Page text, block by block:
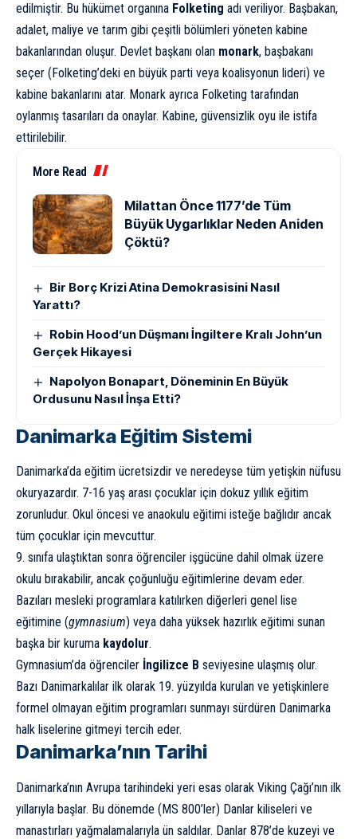
edilmiştir. Bu hükümet organına Folketing adı veriliyor. Başbakan,
adalet, maliye ve tarım gibi çeşitli bölümleri yöneten kabine
bakanlarından oluşur. Devlet başkanı olan monark, başbakanı
seçer (Folketing’deki en büyük parti veya koalisyonun lideri) ve
kabine bakanlarını atar. Monark ayrıca Folketing tarafından
oylanmış tasarıları da onaylar. Kabine, güvensizlik oyu ile istifa
ettirilebilir.
More Read
Milattan Önce 1177’de Tüm
Büyük Uygarlıklar Neden Aniden
Çöktü?
Bir Borç Krizi Atina Demokrasisini Nasıl
Yarattı?
Robin Hood’un Düşmanı İngiltere Kralı John’un
Gerçek Hikayesi
Napolyon Bonapart, Döneminin En Büyük
Ordusunu Nasıl İnşa Etti?
Danimarka Eğitim Sistemi
Danimarka’da eğitim ücretsizdir ve neredeyse tüm yetişkin nüfusu
okuryazardır. 7-16 yaş arası çocuklar için dokuz yıllık eğitim
zorunludur. Okul öncesi ve anaokulu eğitimi isteğe bağlıdır ancak
tüm çocuklar için mevcuttur.
9. sınıfa ulaştıktan sonra öğrenciler işgücüne dahil olmak üzere
okulu bırakabilir, ancak çoğunluğu eğitimlerine devam eder.
Bazıları mesleki programlara katılırken diğerleri genel lise
eğitimine (gymnasium) veya daha yüksek hazırlık eğitimi sunan
başka bir kuruma kaydolur.
Gymnasium’da öğrenciler İngilizce B seviyesine ulaşmış olur.
Bazı Danimarkalılar ilk olarak 19. yüzyılda kurulan ve yetişkinlere
formel olmayan eğitim programları sunmayı sürdüren Danimarka
halk liselerine gitmeyi tercih eder.
Danimarka’nın Tarihi
Danimarka’nın Avrupa tarihindeki yeri esas olarak Viking Çağı’nın ilk
yıllarıyla başlar. Bu dönemde (MS 800’ler) Danlar kiliseleri ve
manastırları yağmalamalarıyla ün saldılar. Danlar 878’de kuzeyi ve